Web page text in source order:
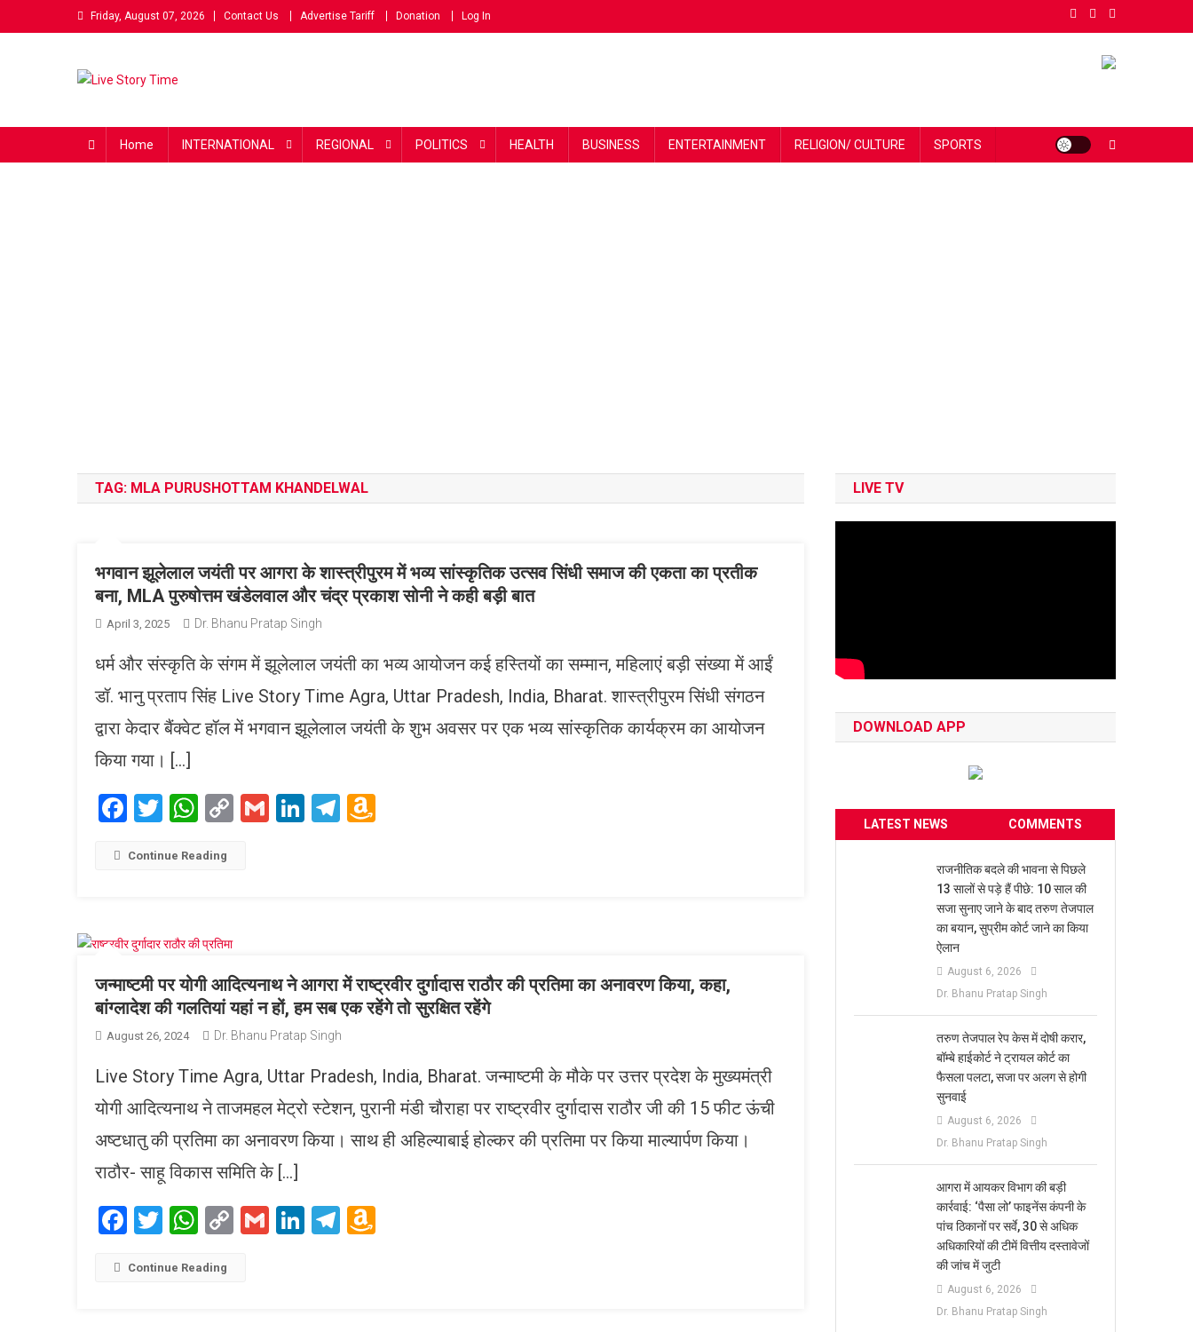
to
Friday, August 07, 2026 Contact Us Advertise Tariff Donation Log In
Home INTERNATIONAL REGIONAL POLITICS HEALTH BUSINESS ENTERTAINMENT RELIGION/ CULTURE SPORTS
TAG: MLA PURUSHOTTAM KHANDELWAL
भगवान झूलेलाल जयंती पर आगरा के शास्त्रीपुरम में भव्य सांस्कृतिक उत्सव सिंधी समाज की एकता का प्रतीक
बना, MLA पुरुषोत्तम खंडेलवाल और चंद्र प्रकाश सोनी ने कही बड़ी बात
April 3, 2025 Dr. Bhanu Pratap Singh
धर्म और संस्कृति के संगम में झूलेलाल जयंती का भव्य आयोजन कई हस्तियों का सम्मान, महिलाएं बड़ी संख्या में आईं
डॉ. भानु प्रताप सिंह Live Story Time Agra, Uttar Pradesh, India, Bharat. शास्त्रीपुरम सिंधी संगठन
द्वारा केदार बैंक्वेट हॉल में भगवान झूलेलाल जयंती के शुभ अवसर पर एक भव्य सांस्कृतिक कार्यक्रम का आयोजन
किया गया। […]
Facebook
Twitter
WhatsApp
CopyGmailLinkedIn
Telegram
Continue Reading
जन्माष्टमी पर योगी आदित्यनाथ ने आगरा में राष्ट्रवीर दुर्गादास राठौर की प्रतिमा का अनावरण किया, कहा,
बांग्लादेश की गलतियां यहां न हों, हम सब एक रहेंगे तो सुरक्षित रहेंगे
August 26, 2024 Dr. Bhanu Pratap Singh
Live Story Time Agra, Uttar Pradesh, India, Bharat. जन्माष्टमी के मौके पर उत्तर प्रदेश के मुख्यमंत्री
योगी आदित्यनाथ ने ताजमहल मेट्रो स्टेशन, पुरानी मंडी चौराहा पर राष्ट्रवीर दुर्गादास राठौर जी की 15 फीट ऊंची
अष्टधातु की प्रतिमा का अनावरण किया। साथ ही अहिल्याबाई होल्कर की प्रतिमा पर किया माल्यार्पण किया।
राठौर- साहू विकास समिति के […]
Facebook
Twitter
WhatsApp
CopyGmailLinkedIn
Telegram
Continue Reading
LIVE TV
DOWNLOAD APP
LATEST NEWS COMMENTS
राजनीतिक बदले की भावना से पिछले
13 सालों से पड़े हैं पीछे: 10 साल की
सजा सुनाए जाने के बाद तरुण तेजपाल
का बयान, सुप्रीम कोर्ट जाने का किया
ऐलान
August 6, 2026
Dr. Bhanu Pratap Singh
तरुण तेजपाल रेप केस में दोषी करार,
बॉम्बे हाईकोर्ट ने ट्रायल कोर्ट का
फैसला पलटा, सजा पर अलग से होगी
सुनवाई
August 6, 2026
Dr. Bhanu Pratap Singh
आगरा में आयकर विभाग की बड़ी
कार्रवाई: ‘पैसा लो’ फाइनेंस कंपनी के
पांच ठिकानों पर सर्वे, 30 से अधिक
अधिकारियों की टीमें वित्तीय दस्तावेजों
की जांच में जुटी
August 6, 2026
Dr. Bhanu Pratap Singh